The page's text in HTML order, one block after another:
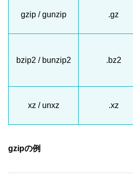
gzip / gunzip .gz
bzip2 / bunzip2 .bz2
xz / unxz .xz
gzipの例